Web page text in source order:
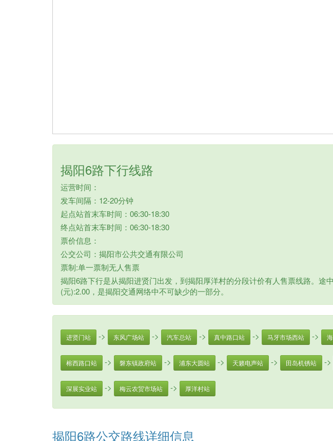
揭阳6路下行线路
运营时间：
发车间隔：12-20分钟
起点站首末车时间：06:30-18:30
终点站首末车时间：06:30-18:30
票价信息：
公交公司：揭阳市公共交通有限公司
票制:单一票制无人售票
揭阳6路下行是从揭阳进贤门出发，到揭阳厚洋村的分段计价有人售票线路。
(元):2.00，是揭阳交通网络中不可缺少的一部分。
进贤门站 -> 东风广场站 -> 汽车总站 -> 真中路口站 -> 马牙市场西站 ->
榕西路口站 -> 磐东镇政府站 -> 浦东大圆站 -> 天籁电声站 -> 田岛机锈站 ->
深展实业站 -> 梅云农贸市场站 -> 厚洋村站
揭阳6路公交路线详细信息